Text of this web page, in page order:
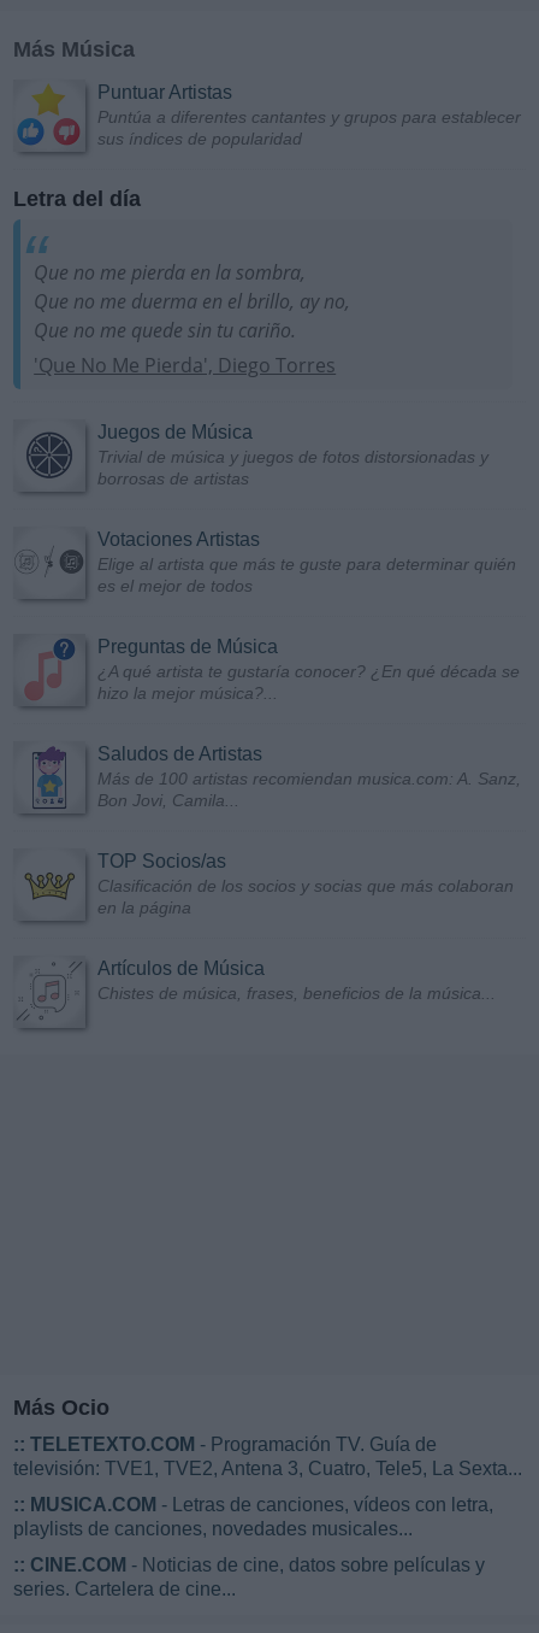
Más Música
Puntuar Artistas
Puntúa a diferentes cantantes y grupos para establecer
sus índices de popularidad
Letra del día
Que no me pierda en la sombra,
Que no me duerma en el brillo, ay no,
Que no me quede sin tu cariño.
'Que No Me Pierda', Diego Torres
Juegos de Música
Trivial de música y juegos de fotos distorsionadas y
borrosas de artistas
Votaciones Artistas
Elige al artista que más te guste para determinar quién
es el mejor de todos
Preguntas de Música
¿A qué artista te gustaría conocer? ¿En qué década se
hizo la mejor música?...
Saludos de Artistas
Más de 100 artistas recomiendan musica.com: A. Sanz,
Bon Jovi, Camila...
TOP Socios/as
Clasificación de los socios y socias que más colaboran
en la página
Artículos de Música
Chistes de música, frases, beneficios de la música...
Más Ocio
:: TELETEXTO.COM - Programación TV. Guía de
televisión: TVE1, TVE2, Antena 3, Cuatro, Tele5, La Sexta...
:: MUSICA.COM - Letras de canciones, vídeos con letra,
playlists de canciones, novedades musicales...
:: CINE.COM - Noticias de cine, datos sobre películas y
series. Cartelera de cine...